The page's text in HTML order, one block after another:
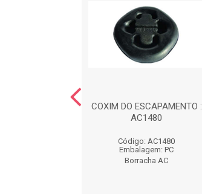
COXIM DO ESCAPAMENTO :
AC1480
Código: AC1480
Embalagem: PC
Borracha AC